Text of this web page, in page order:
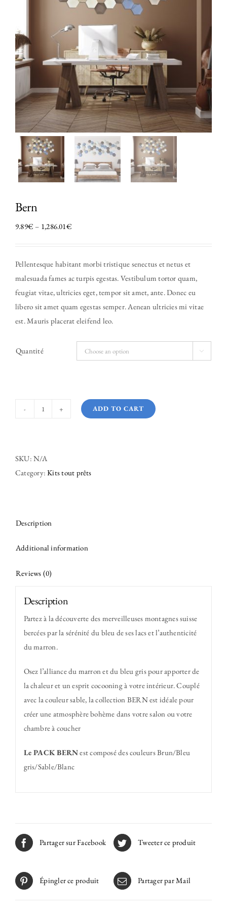
Bern
9.89€ – 1,286.01€
Pellentesque habitant morbi tristique senectus et netus et
malesuada fames ac turpis egestas. Vestibulum tortor quam,
feugiat vitae, ultricies eget, tempor sit amet, ante. Donec eu
libero sit amet quam egestas semper. Aenean ultricies mi vitae
est. Mauris placerat eleifend leo.
Quantité 
ADD TO CART
SKU:N/A
Category:Kits tout prêts
Description
Additional information
Reviews (0)
Description
Partez à la découverte des merveilleuses montagnes suisse
bercées par la sérénité du bleu de ses lacs et l’authenticité
du marron.
Osez l’alliance du marron et du bleu gris pour apporter de
la chaleur et un esprit cocooning à votre intérieur. Couplé
avec la couleur sable, la collection BERN est idéale pour
créer une atmosphère bohème dans votre salon ou votre
chambre à coucher
Le PACK BERNest composé des couleurs Brun/Bleu
gris/Sable/Blanc
Partager sur Facebook Tweeter ce produit
Épingler ce produit Partager par Mail